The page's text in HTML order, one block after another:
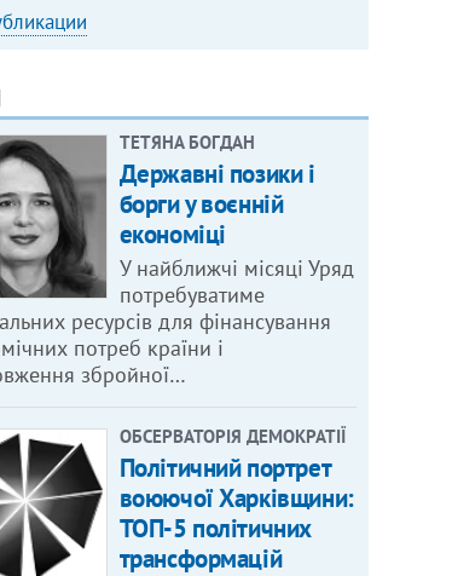
ТЕТЯНА БОГДАН
Державні позики і
борги у воєнній
економіці
У найближчі місяці Уряд
потребуватиме
ресурсів для фінансування
потреб країни і
збройної…
ОБСЕРВАТОРІЯ ДЕМОКРАТІЇ
Політичний портрет
воюючої Харківщини:
ТОП-5 політичних
трансформацій